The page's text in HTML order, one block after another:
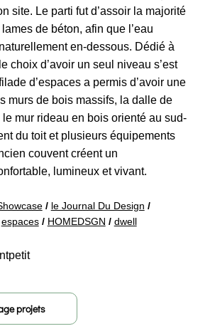
site. Le parti fut d’assoir la majorité
de béton, afin que l’eau
en-dessous. Dédié à
choix d’avoir un seul niveau s’est
d’espaces a permis d’avoir une
murs de bois massifs, la dalle de
le mur rideau en bois orienté au sud-
du toit et plusieurs équipements
couvent créent un
lumineux et vivant.
/ le Journal Du Design /
espaces / HOMEDSGN / dwell
projets